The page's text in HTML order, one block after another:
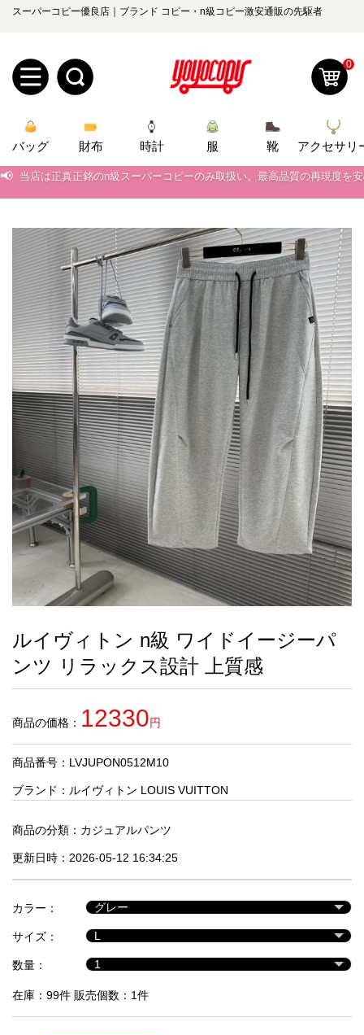
スーパーコピー優良店｜ブランド コピー・n級コピー激安通販の先駆者
規
ユ
ザ
ー
登
録
ロ
グ
ン
オ
ダ
ー
管
知
ら
せ
yoyocopys@gmail.com
2026人気特集
バッグ
財布
時計
服
ズボン
衣装セット
靴
住まい用品
アクセサリー
ベルト
スカーフ
アイフォーンケ
ース
小物
最
新
お
す
商
品
人
商
セ
ル
品
0
バッグ 財布 時計 服 靴
アクセサリ
📢 新作入荷！ルイ・ヴィトンスーパーコピー バッグ最新モデルが登場。
当店は正真正銘のn級スーパーコピーのみ取扱い。最高品質の再現度を
📢 2026春の新作続々更新中！期間中のご注文でお得な割引をご利用いただ
📢 新作入荷！ルイ・ヴィトンスーパーコピー バッグ最新モデルが登場。
ルイヴィトン n級 ワイドイージーパ
ンツ リラックス設計 上質感
商品の価格： 12330円
商品番号：LVJUPON0512M10
ブランド： ルイヴィトン LOUIS VUITTON
商品の分類： カジュアルパンツ
更新日時：2026-05-12 16:34:25
カラー：
サイズ：
数量：
在庫：99件 販売個数：1件